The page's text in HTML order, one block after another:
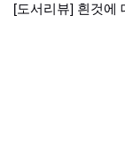
[도서리뷰] 흰것에